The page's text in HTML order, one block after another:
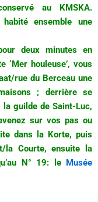
au KMSKA.
ensemble une
deux minutes en
‘Mer houleuse’, vous
rue du Berceau une
; derrière se
guilde de Saint-Luc,
sur vos pas ou
dans la Korte, puis
la Courte, ensuite la
N° 19: le Musée